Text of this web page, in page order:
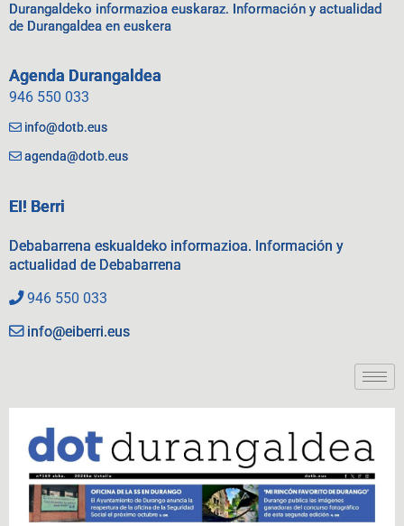
Durangaldeko informazioa euskaraz. Información y actualidad
de Durangaldea en euskera
Agenda Durangaldea
946 550 033
info@dotb.eus
agenda@dotb.eus
EI! Berri
Debabarrena eskualdeko informazioa. Información y
actualidad de Debabarrena
946 550 033
info@eiberri.eus